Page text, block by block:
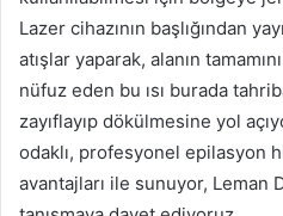
Lazer cihazının başlığından
atışlar yaparak, alanın
nüfuz eden bu ısı burada
zayıflayıp dökülmesine yol
odaklı, profesyonel epilasyon
avantajları ile sunuyor, Leman